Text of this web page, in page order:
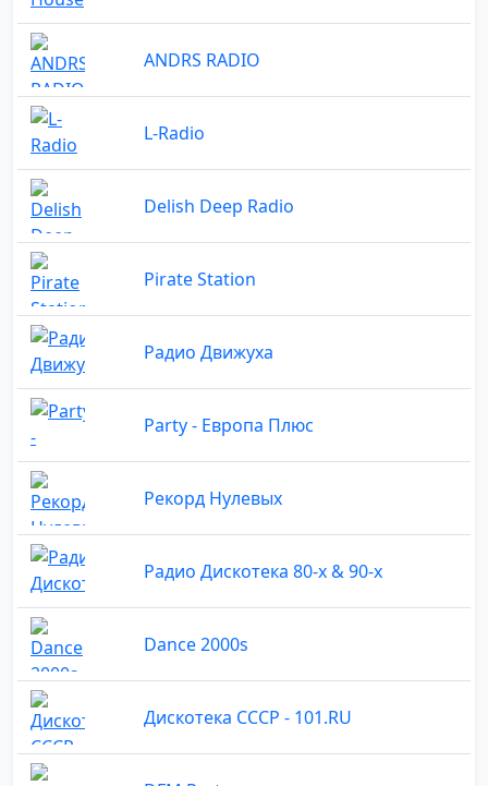
ANDRS RADIO
L-Radio
Delish Deep Radio
Pirate Station
Радио Движуха
Party - Европа Плюс
Рекорд Нулевых
Радио Дискотека 80-х & 90-х
Dance 2000s
Дискотека СССР - 101.RU